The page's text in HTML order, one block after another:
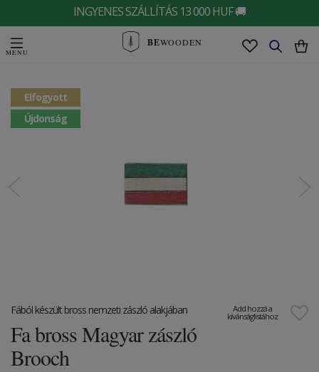
INGYENES SZÁLLÍTÁS 13 000 HUF 🚚
BEWOODEN
Elfogyott
Újdonság
Add hozzá a
kívánságlistához
Fából készült bross nemzeti zászló alakjában
Fa bross Magyar zászló
Brooch